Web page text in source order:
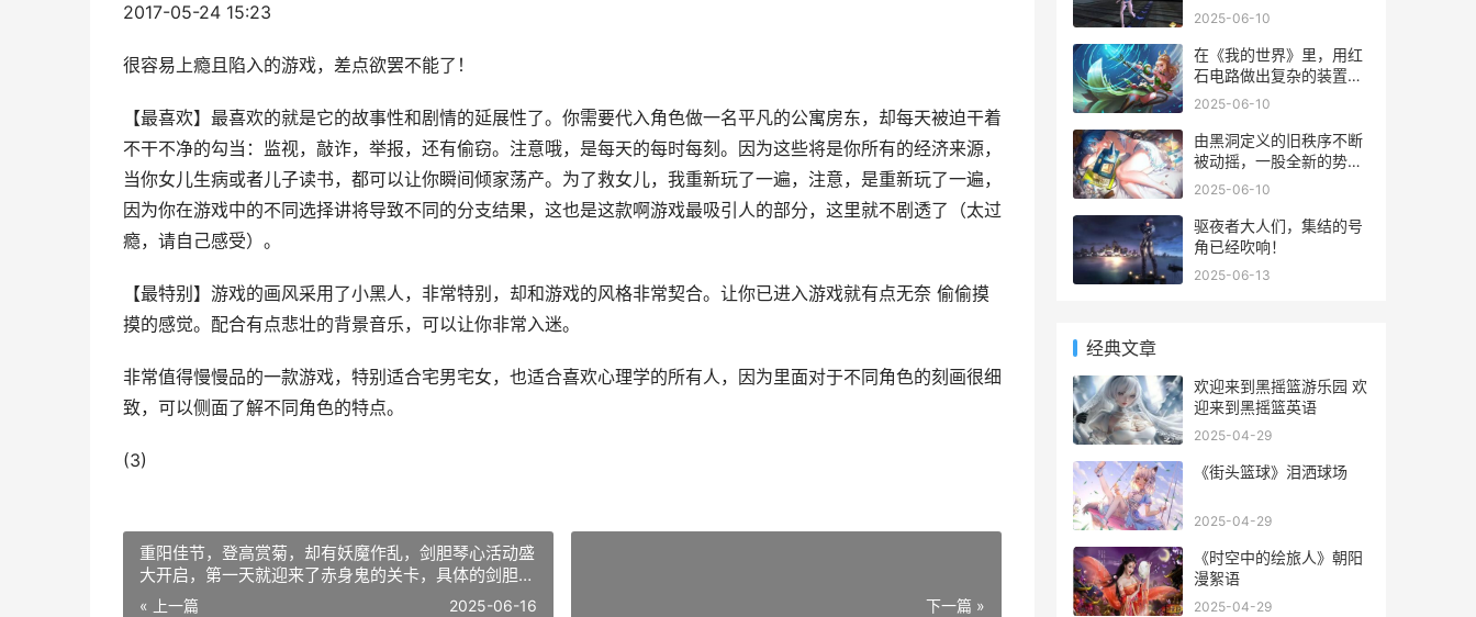
2017-05-24 15:23
很容易上瘾且陷入的游戏，差点欲罢不能了！
【最喜欢】最喜欢的就是它的故事性和剧情的延展性了。你需要代入角色做一名平凡的公寓房东，却每天被迫干着
不干不净的勾当：监视，敲诈，举报，还有偷窃。注意哦，是每天的每时每刻。因为这些将是你所有的经济来源，
当你女儿生病或者儿子读书，都可以让你瞬间倾家荡产。为了救女儿，我重新玩了一遍，注意，是重新玩了一遍，
因为你在游戏中的不同选择讲将导致不同的分支结果，这也是这款啊游戏最吸引人的部分，这里就不剧透了（太过
瘾，请自己感受）。
【最特别】游戏的画风采用了小黑人，非常特别，却和游戏的风格非常契合。让你已进入游戏就有点无奈 偷偷摸
摸的感觉。配合有点悲壮的背景音乐，可以让你非常入迷。
非常值得慢慢品的一款游戏，特别适合宅男宅女，也适合喜欢心理学的所有人，因为里面对于不同角色的刻画很细
致，可以侧面了解不同角色的特点。
(3)
重阳佳节，登高赏菊，却有妖魔作乱，剑胆琴心活动盛
大开启，第一天就迎来了赤身鬼的关卡，具体的剑胆琴
心赤身鬼打法让我们一起来看看吧~
« 上一篇 2025-06-16 下一篇 »
何解决，为此九游小编给
大家整理关于《守望先锋
2
有6个，这六个宝藏还是
夜幕魅影》茶太的宝藏其
一宝藏在哪里？一些玩家
一宝藏的位置，那么在下
面的攻略中就为大家带来
了
2025-06-10
在《我的世界》里，用红
石电路做出复杂的装置是
一件充满挑战的事情。然
还是一头雾水，下面小编
将会手把手地教各位萌新
隐藏楼梯！
2025-06-10
由黑洞定义的旧秩序不断
被动摇，一股全新的势力
正在悄然崛起，全新的宇
2025-06-10
驱夜者大人们，集结的号
角已经吹响！
2025-06-13
经典文章
欢迎来到黑摇篮游乐园 欢
迎来到黑摇篮英语
2025-04-29
《街头篮球》泪洒球场
2025-04-29
《时空中的绘旅人》朝阳
漫絮语
2025-04-29